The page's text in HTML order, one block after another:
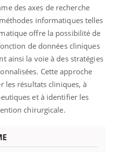
des axes de recherche
informatiques telles
offre la possibilité de
de données cliniques
ainsi la voie à des stratégies
Cette approche
les résultats cliniques, à
et à identifier les
chirurgicale.